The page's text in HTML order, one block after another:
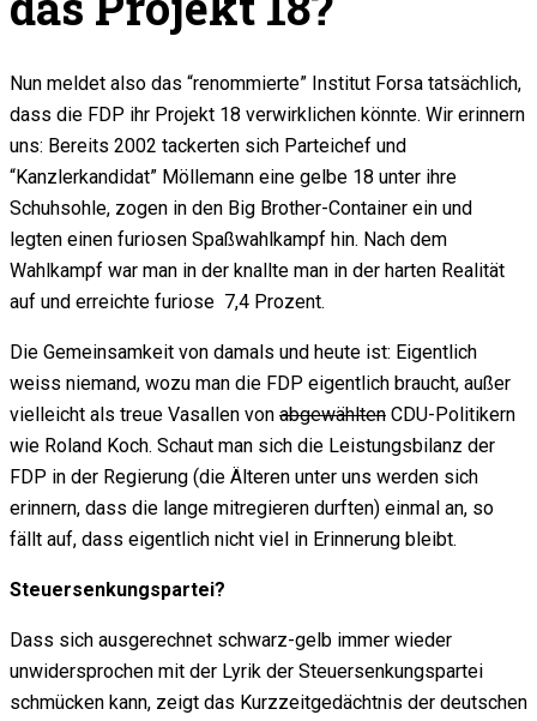
Nun meldet also das “renommierte” Institut Forsa tatsächlich,
dass die FDP ihr Projekt 18 verwirklichen könnte. Wir erinnern
uns: Bereits 2002 tackerten sich Parteichef und
“Kanzlerkandidat” Möllemann eine gelbe 18 unter ihre
Schuhsohle, zogen in den Big Brother-Container ein und
legten einen furiosen Spaßwahlkampf hin. Nach dem
Wahlkampf war man in der knallte man in der harten Realität
auf und erreichte furiose 7,4 Prozent.
Die Gemeinsamkeit von damals und heute ist: Eigentlich
weiss niemand, wozu man die FDP eigentlich braucht, außer
vielleicht als treue Vasallen von abgewählten CDU-Politikern
wie Roland Koch. Schaut man sich die Leistungsbilanz der
FDP in der Regierung (die Älteren unter uns werden sich
erinnern, dass die lange mitregieren durften) einmal an, so
fällt auf, dass eigentlich nicht viel in Erinnerung bleibt.
Steuersenkungspartei?
Dass sich ausgerechnet schwarz-gelb immer wieder
unwidersprochen mit der Lyrik der Steuersenkungspartei
schmücken kann, zeigt das Kurzzeitgedächtnis der deutschen